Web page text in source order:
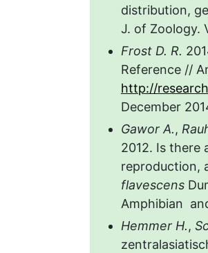
distribution,
J. of Zoology.
Frost D. R.
Reference //
http://
December
Gawor A.,
2012. Is there
reproduction,
flavescens
Amphibian
Hemmer H.,